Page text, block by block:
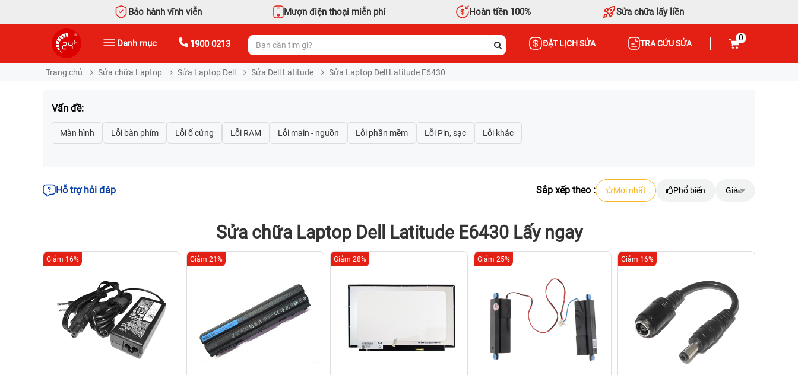
Bảo hành vĩnh viễn Mượn điện thoại miễn phí Hoàn tiền 100% Sửa chữa lấy liền
Danh mục 1900 0213 ĐẶT LỊCH SỬA TRA CỨU SỬA
0
Trang chủ Sửa chữa Laptop Sửa Laptop Dell Sửa Dell Latitude Sửa Laptop Dell Latitude E6430
Vấn đề:
Hỗ trợ hỏi đáp Sắp xếp theo : Mới nhất Phổ biến Giá
Sửa chữa Laptop Dell Latitude E6430 Lấy ngay
Giảm 16% Giảm 21% Giảm 28% Giảm 25% Giảm 16%